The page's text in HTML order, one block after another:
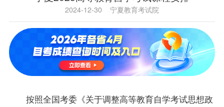
2024-12-30 宁夏教育考试院
按照全国考委《关于调整高等教育自学考试思想政